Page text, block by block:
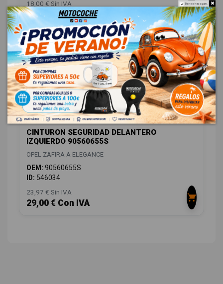
18,00 € Sin IVA
21,78 € Con IVA
CINTURON SEGURIDAD DELANTERO
IZQUIERDO 90560655S
OPEL ZAFIRA A ELEGANCE
OEM: 90560655S
ID: 546034
23,97 € Sin IVA
29,00 € Con IVA
Do not show again.